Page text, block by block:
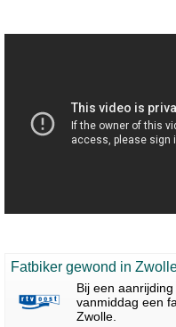
Fatbiker gewond in
Bij een
vanmiddag een
Zwolle.